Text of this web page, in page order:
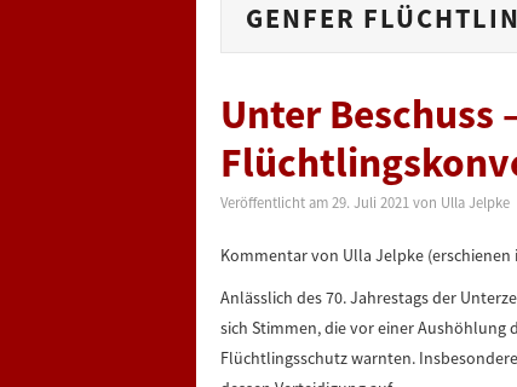
GENFER
Unter Beschuss
Veröffentlicht am 29. Juli 2021 von Ulla Jelpke
Kommentar von Ulla Jelpke (erschienen
Anlässlich des 70. Jahrestags der
sich Stimmen, die vor einer
Flüchtlingsschutz warnten.